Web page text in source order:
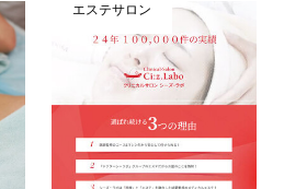
エステサロン